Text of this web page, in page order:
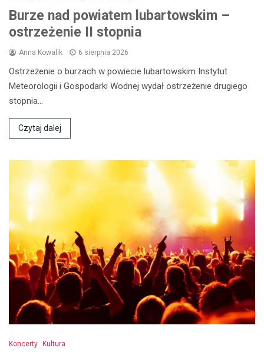
Burze nad powiatem lubartowskim –
ostrzeżenie II stopnia
Anna Kowalik 6 sierpnia 2026
Ostrzeżenie o burzach w powiecie lubartowskim Instytut
Meteorologii i Gospodarki Wodnej wydał ostrzeżenie drugiego
stopnia…
Czytaj dalej
Koncerty Kultura